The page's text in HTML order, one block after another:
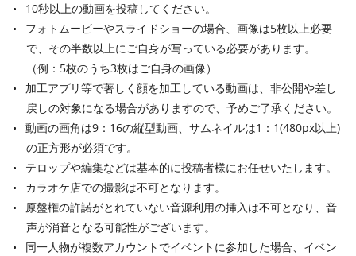
10秒以上の動画を投稿してください。
フォトムービーやスライドショーの場合、画像は5枚以上必要
で、その半数以上にご自身が写っている必要があります。
（例：5枚のうち3枚はご自身の画像）
加工アプリ等で著しく顔を加工している動画は、非公開や差し
戻しの対象になる場合がありますので、予めご了承ください。
動画の画角は9：16の縦型動画、サムネイルは1：1(480px以上)
の正方形が必須です。
テロップや編集などは基本的に投稿者様にお任せいたします。
カラオケ店での撮影は不可となります。
原盤権の許諾がとれていない音源利用の挿入は不可となり、音
声が消音となる可能性がございます。
同一人物が複数アカウントでイベントに参加した場合、イベン